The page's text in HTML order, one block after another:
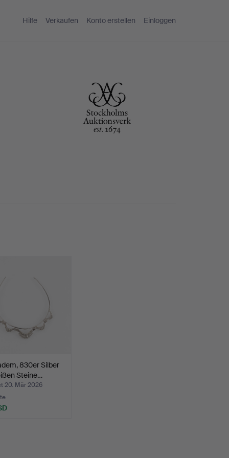
Hilfe Verkaufen Konto erstellen Einloggen
830er Silber
Steine…
20. Mär 2026